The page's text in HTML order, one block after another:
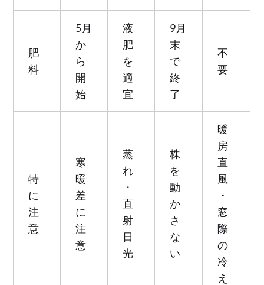
肥
料
5月
か
ら
開
始
液
肥
を
適
宜
9月
末
で
終
了
不
要
特
に
注
意
寒
暖
差
に
注
意
蒸
れ
・
直
射
日
光
株
を
動
か
さ
な
い
暖
房
直
風
・
窓
際
の
冷
え